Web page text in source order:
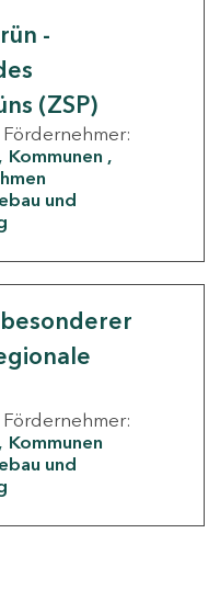
-
(ZSP)
Fördernehmer:
Kommunen
und
Fördernehmer:
Kommunen
und